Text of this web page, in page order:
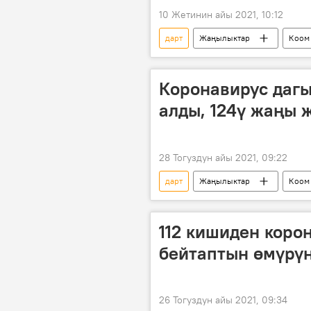
10 Жетинин айы 2021, 10:12
дарт Жаңылыктар Коом
окумуштуулар
Дүйнөгө
Коронавирус
алды, 124ү жаңы
28 Тогуздун айы 2021, 09:22
дарт Жаңылыктар Коом
статистика
бейтап
112 кишиден
бейтаптын
26 Тогуздун айы 2021, 09:34